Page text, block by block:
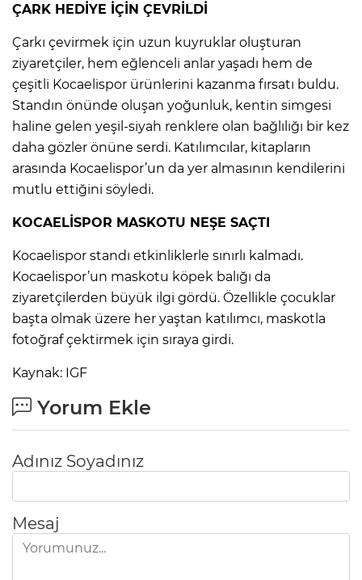
ÇARK HEDİYE İÇİN ÇEVRİLDİ
Çarkı çevirmek için uzun kuyruklar oluşturan
ziyaretçiler, hem eğlenceli anlar yaşadı hem de
çeşitli Kocaelispor ürünlerini kazanma fırsatı buldu.
Standın önünde oluşan yoğunluk, kentin simgesi
haline gelen yeşil-siyah renklere olan bağlılığı bir kez
daha gözler önüne serdi. Katılımcılar, kitapların
arasında Kocaelispor’un da yer almasının kendilerini
mutlu ettiğini söyledi.
KOCAELİSPOR MASKOTU NEŞE SAÇTI
Kocaelispor standı etkinliklerle sınırlı kalmadı.
Kocaelispor’un maskotu köpek balığı da
ziyaretçilerden büyük ilgi gördü. Özellikle çocuklar
başta olmak üzere her yaştan katılımcı, maskotla
fotoğraf çektirmek için sıraya girdi.
Kaynak: IGF
Yorum Ekle
Adınız Soyadınız
Mesaj